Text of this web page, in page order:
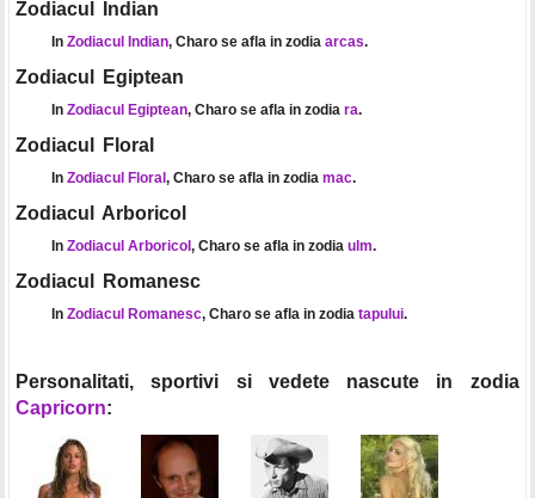
Zodiacul Indian
In Zodiacul Indian, Charo se afla in zodia arcas.
Zodiacul Egiptean
In Zodiacul Egiptean, Charo se afla in zodia ra.
Zodiacul Floral
In Zodiacul Floral , Charo se afla in zodia mac.
Zodiacul Arboricol
In Zodiacul Arboricol , Charo se afla in zodia ulm.
Zodiacul Romanesc
In Zodiacul Romanesc, Charo se afla in zodia tapului.
Personalitati, sportivi si vedete nascute in zodia
Capricorn: